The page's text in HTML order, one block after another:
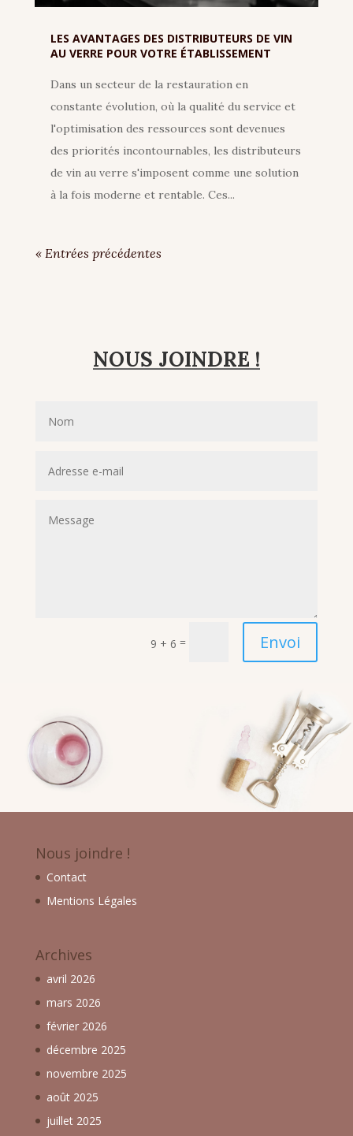
LES AVANTAGES DES DISTRIBUTEURS DE VIN
AU VERRE POUR VOTRE ÉTABLISSEMENT
Dans un secteur de la restauration en
constante évolution, où la qualité du service et
l'optimisation des ressources sont devenues
des priorités incontournables, les distributeurs
de vin au verre s'imposent comme une solution
à la fois moderne et rentable. Ces...
« Entrées précédentes
NOUS JOINDRE !
9 + 6 = Envoi
Nous joindre !
Contact
Mentions Légales
Archives
avril 2026
mars 2026
février 2026
décembre 2025
novembre 2025
août 2025
juillet 2025